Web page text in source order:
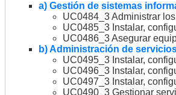
a) Gestión de sistemas
UC0484_3 Administrar
UC0485_3 Instalar,
UC0486_3 Asegurar
b) Administración de
UC0495_3 Instalar,
UC0496_3 Instalar,
UC0497_3 Instalar,
UC0490_3 Gestionar